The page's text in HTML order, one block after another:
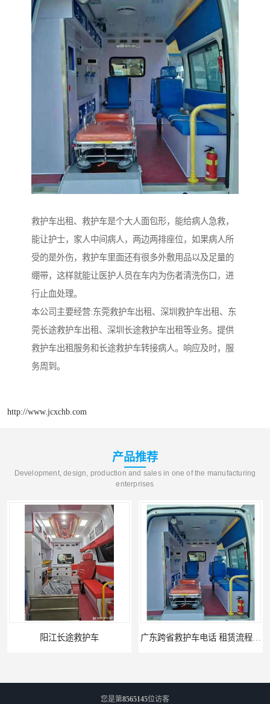
救护车出租、救护车是个大人面包形，能给病人急救，
能让护士，家人中间病人，两边两排座位，如果病人所
受的是外伤，救护车里面还有很多外敷用品以及足量的
绷带，这样就能让医护人员在车内为伤者清洗伤口，进
行止血处理。
本公司主要经营:东莞救护车出租、深圳救护车出租、东
莞长途救护车出租、深圳长途救护车出租等业务。提供
救护车出租服务和长途救护车转接病人。响应及时，服
务周到。
http://www.jcxchb.com
产品推荐
Development, design, production and sales in one of the manufacturing
enterprises
阳江长途救护车
您是第8565145位访客